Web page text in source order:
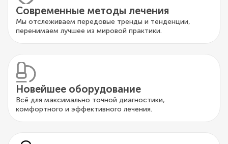
Современные методы лечения
Мы отслеживаем передовые тренды и тенденции,
перенимаем лучшее из мировой практики.
Новейшее оборудование
Всё для максимально точной диагностики,
комфортного и эффективного лечения.